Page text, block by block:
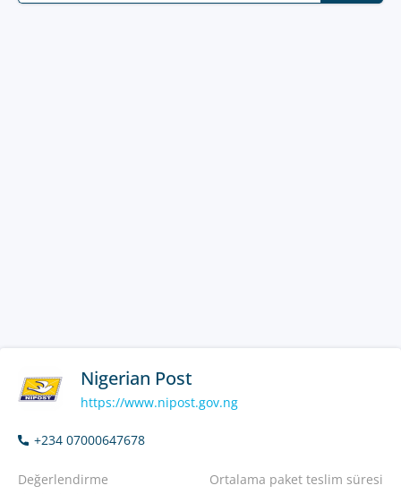
Nigerian Post
https://www.nipost.gov.ng
+234 07000647678
Değerlendirme Ortalama paket teslim süresi